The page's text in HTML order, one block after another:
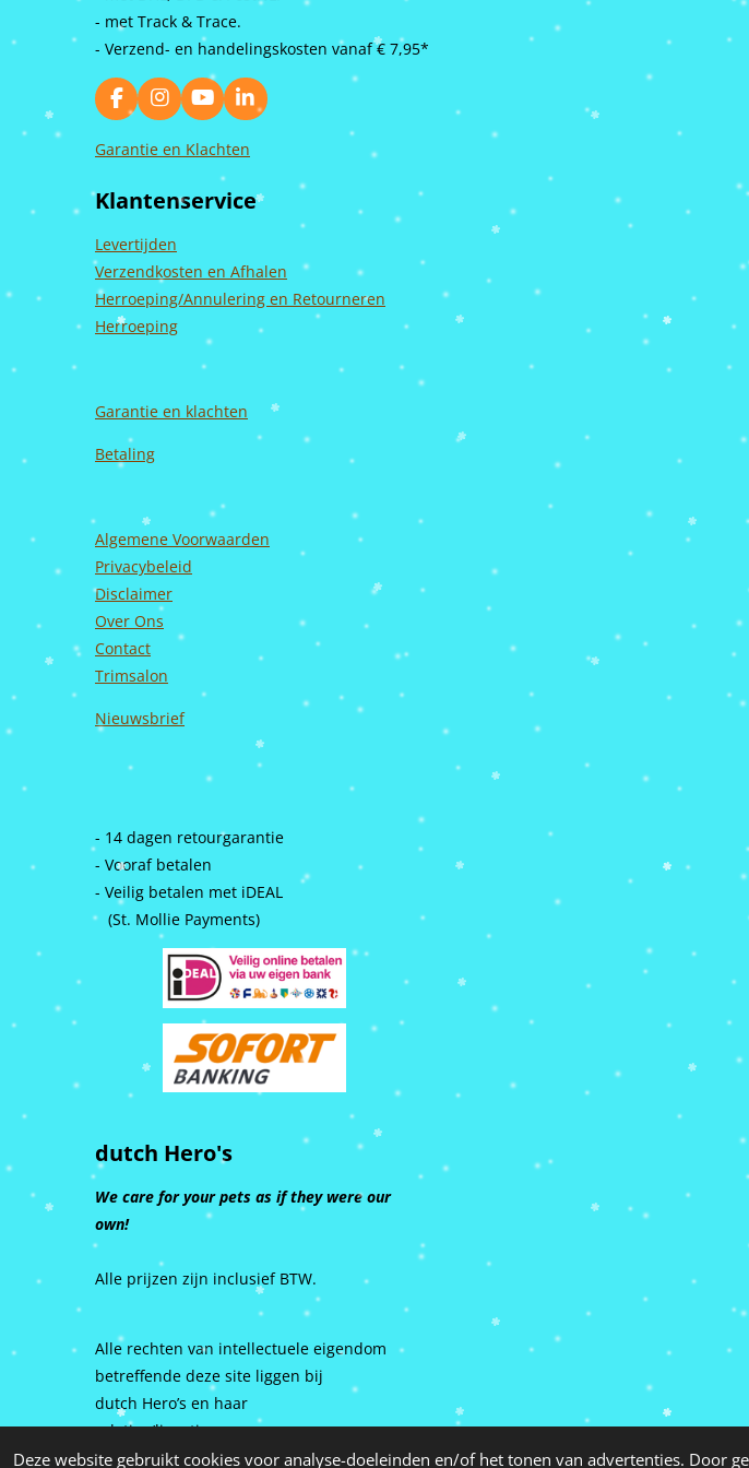
Deze website gebruikt cookies voor analyse-doeleinden en/of het tonen van advertenties. Door
- met Track & Trace.
- Verzend- en handelingskosten vanaf € 7,95*
F
a
c
o
k
I
n
s
g
a
m
Y
o
u
b
L
i
n
d
Garantie en Klachten
Klantenservice
Levertijden
Verzendkosten en Afhalen
Herroeping/Annulering en Retourneren
Herroeping
Garantie en klachten
Betaling
Algemene Voorwaarden
Privacybeleid
Disclaimer
Over Ons
Contact
Trimsalon
Nieuwsbrief
- 14 dagen retourgarantie
- Vooraf betalen
- Veilig betalen met iDEAL
(St. Mollie Payments)
dutch Hero's
We care for your pets as if they were our
own!
Alle prijzen zijn inclusief BTW.
Alle rechten van intellectuele eigendom
betreffende deze site liggen bij
dutch Hero’s en haar
relaties/licentiegevers.